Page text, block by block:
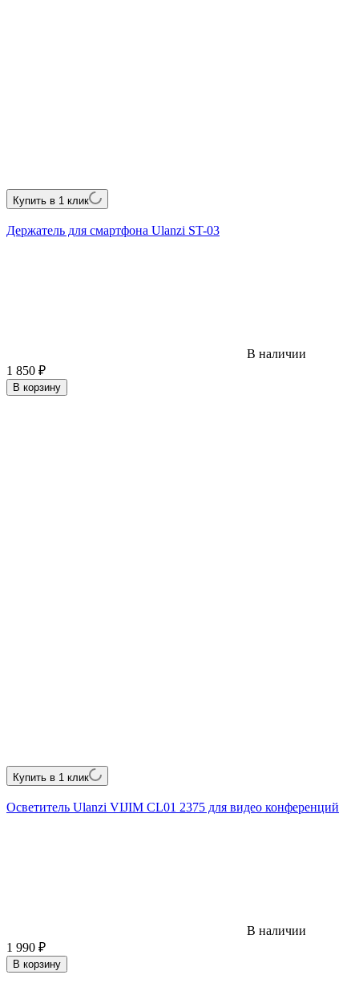
Купить в 1 клик
Держатель для смартфона Ulanzi ST-03
В наличии
1 850 ₽
В корзину
Купить в 1 клик
Осветитель Ulanzi VIJIM CL01 2375 для видео конференций
В наличии
1 990 ₽
В корзину